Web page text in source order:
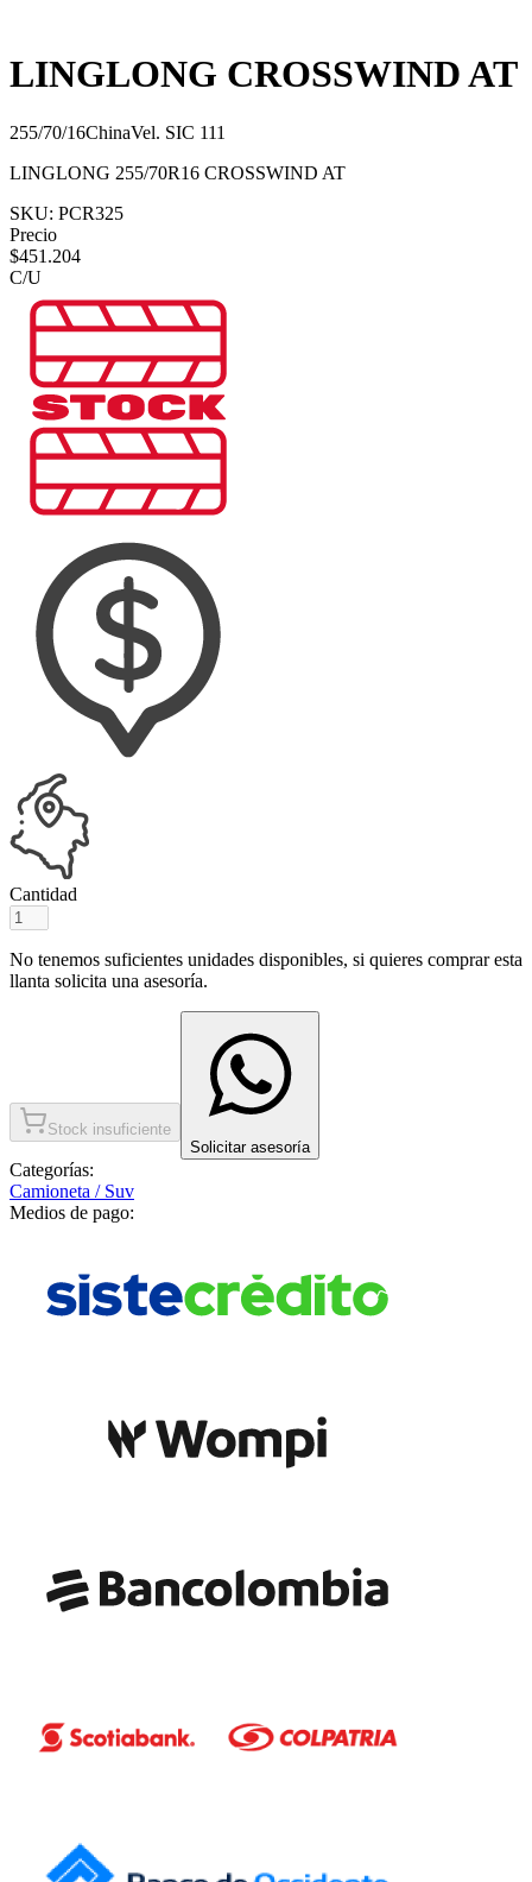
LINGLONG CROSSWIND AT
255/70/16ChinaVel. SIC 111
LINGLONG 255/70R16 CROSSWIND AT
SKU: PCR325
Precio
$451.204
C/U
Cantidad
No tenemos suficientes unidades disponibles, si quieres comprar esta
llanta solicita una asesoría.
Stock insuficiente
Solicitar asesoría
Categorías:
Camioneta / Suv
Medios de pago: